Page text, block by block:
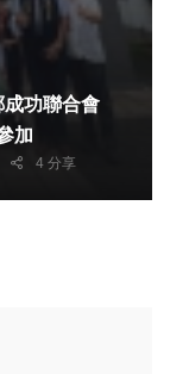
成功聯合會
加
4 分享